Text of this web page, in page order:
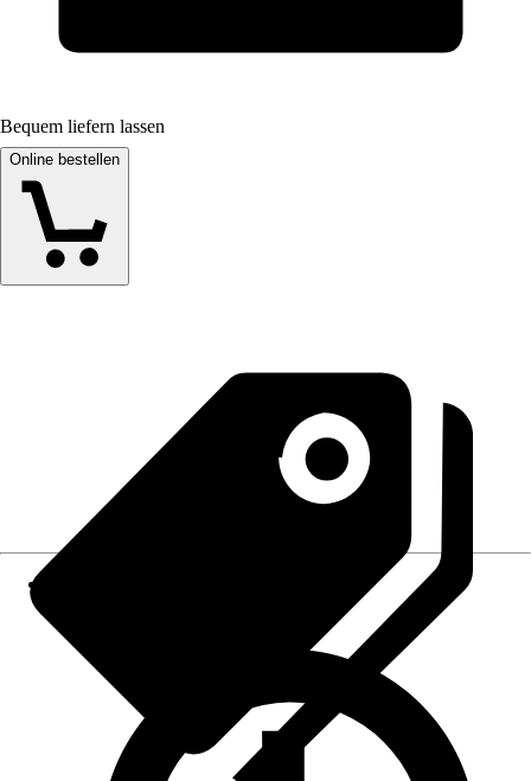
Bequem liefern lassen
Online bestellen